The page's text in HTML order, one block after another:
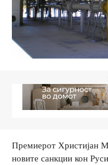
Премиерот Христијан
новите санкции кон